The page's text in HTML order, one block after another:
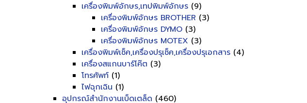
เครื่องพิมพ์อักษร,เทปพิมพ์อักษร (9)
เครื่องพิมพ์อักษร BROTHER (3)
เครื่องพิมพ์อักษร DYMO (3)
เครื่องพิมพ์อักษร MOTEX (3)
เครื่องพิมพ์เช็ค,เครื่องปรุเช็ค,เครื่องปรุเอกสาร (4)
เครื่องสแกนบาร์โค๊ต (3)
โทรศัพท์ (1)
ไฟฉุกเฉิน (1)
อุปกรณ์สำนักงานเบ็ดเตล็ด (460)